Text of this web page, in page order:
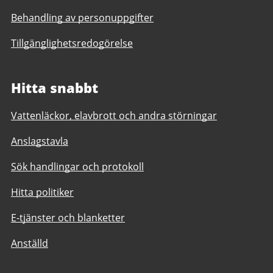
Behandling av personuppgifter
Tillgänglighetsredogörelse
Hitta snabbt
Vattenläckor, elavbrott och andra störningar
Anslagstavla
Sök handlingar och protokoll
Hitta politiker
E-tjänster och blanketter
Anställd